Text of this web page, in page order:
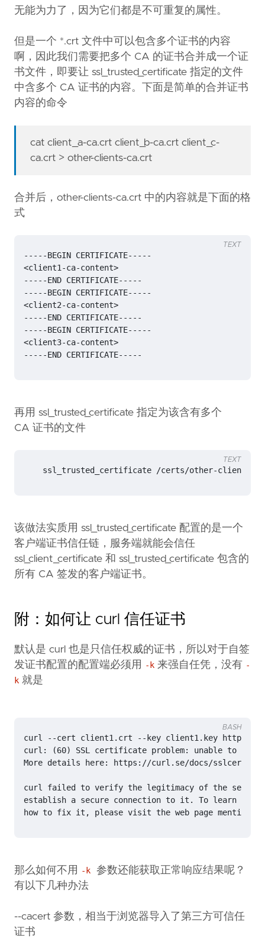
无能为力了，因为它们都是不可重复的属性。
但是一个 *.crt 文件中可以包含多个证书的内容
啊，因此我们需要把多个 CA 的证书合并成一个证
书文件，即要让 ssl_trusted_certificate 指定的文件
中含多个 CA 证书的内容。下面是简单的合并证书
内容的命令
cat client_a-ca.crt client_b-ca.crt client_c-
ca.crt > other-clients-ca.crt
合并后，other-clients-ca.crt 中的内容就是下面的格
式
-----END CERTIFICATE-----
TEXT
再用 ssl_trusted_certificate 指定为该含有多个
CA 证书的文件
ssl_trusted_certificate /certs/other-clients-
TEXT
该做法实质用 ssl_trusted_certificate 配置的是一个
客户端证书信任链，服务端就能会信任
ssl_client_certificate 和 ssl_trusted_certificate 包含的
所有 CA 签发的客户端证书。
附：如何让 curl 信任证书
默认是 curl 也是只信任权威的证书，所以对于自签
发证书配置的配置端必须用
-k 来强自任凭，没有
-
k 就是
curl: (60) SSL certificate problem: unable to get
how to fix it, please visit the web page mentioned
BASH
那么如何不用 -k 参数还能获取正常响应结果呢？
有以下几种办法
--cacert 参数，相当于浏览器导入了第三方可信任
证书